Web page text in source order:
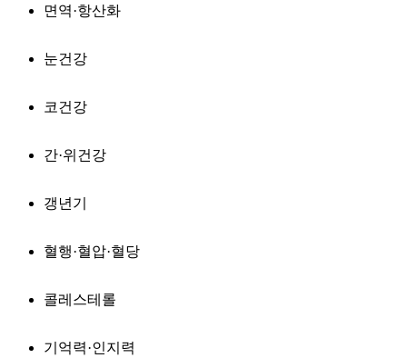
면역·항산화
눈건강
코건강
간·위건강
갱년기
혈행·혈압·혈당
콜레스테롤
기억력·인지력